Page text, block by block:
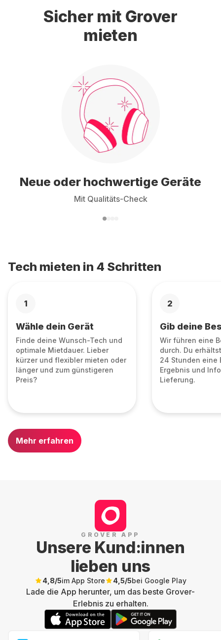
Sicher mit Grover
mieten
Neue oder hochwertige Geräte
Mit Qualitäts-Check
Tech mieten in 4 Schritten
1
Wähle dein Gerät
Finde deine Wunsch-Tech und
optimale Mietdauer. Lieber
kürzer und flexibler mieten oder
länger und zum günstigeren
Preis?
2
Gib deine
Wir führen eine
durch. Du
24 Stunden eine
Ergebnis und
Lieferung.
Mehr erfahren
GROVER APP
Unsere Kund:innen
lieben uns
4,8/5im App Store 4,5/5bei Google Play
Lade die App herunter, um das beste Grover-
Erlebnis zu erhalten.